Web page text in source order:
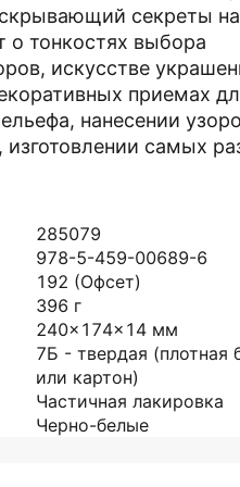
секреты
о тонкостях выбора
искусстве
приемах
нанесении
самых
285079
978-5-459-00689-6
192 (Офсет)
396 г
240x174x14 мм
7Б - твердая (плотная
или картон)
Частичная лакировка
Черно-белые